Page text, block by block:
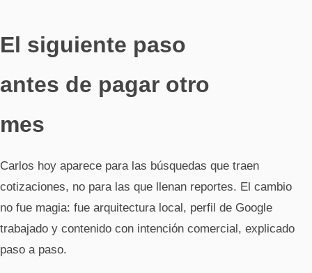
El siguiente paso
antes de pagar otro
mes
Carlos hoy aparece para las búsquedas que traen
cotizaciones, no para las que llenan reportes. El cambio
no fue magia: fue arquitectura local, perfil de Google
trabajado y contenido con intención comercial, explicado
paso a paso.